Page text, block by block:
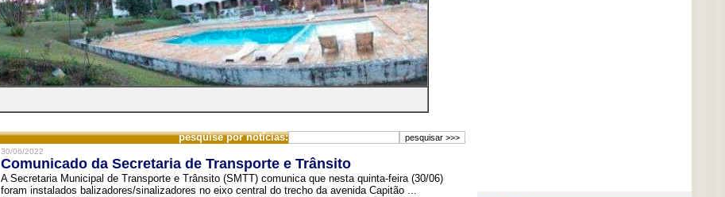
pesquise por notícias:
30/06/2022
Comunicado da Secretaria de Transporte e Trânsito
A Secretaria Municipal de Transporte e Trânsito (SMTT) comunica que nesta quinta-feira (30/06)
foram instalados balizadores/sinalizadores no eixo central do trecho da avenida Capitão ...